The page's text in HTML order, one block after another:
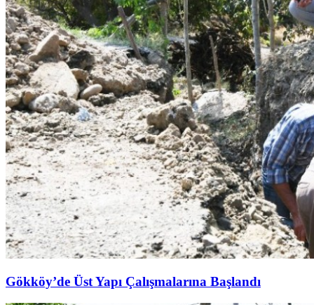
Gökköy’de Üst Yapı Çalışmalarına Başlandı